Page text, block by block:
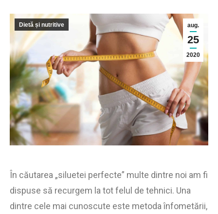
aug.
25
2020
Dietă și nutritive
În căutarea „siluetei perfecte” multe dintre noi am fi
dispuse să recurgem la tot felul de tehnici. Una
dintre cele mai cunoscute este metoda înfometării,